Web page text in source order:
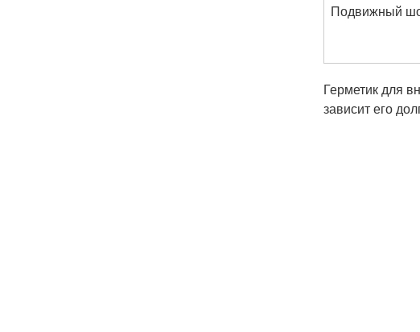
Подвижный
Герметик для
зависит его